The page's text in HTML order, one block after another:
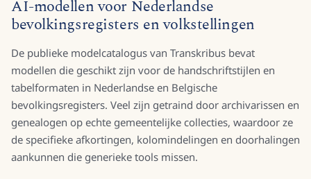
AI-modellen voor Nederlandse
bevolkingsregisters en volkstellingen
De publieke modelcatalogus van Transkribus bevat
modellen die geschikt zijn voor de handschriftstijlen en
tabelformaten in Nederlandse en Belgische
bevolkingsregisters. Veel zijn getraind door archivarissen en
genealogen op echte gemeentelijke collecties, waardoor ze
de specifieke afkortingen, kolomindelingen en doorhalingen
aankunnen die generieke tools missen.